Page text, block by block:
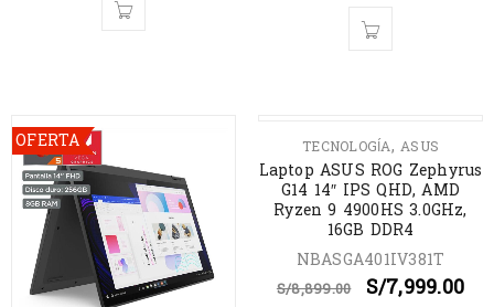
OFERTA AGOTADO
TECNOLOGÍA, ASUS
Laptop ASUS ROG Zephyrus
G14 14″ IPS QHD, AMD
Ryzen 9 4900HS 3.0GHz,
16GB DDR4
NBASGA401IV381T
S/8,899.00 S/7,999.00